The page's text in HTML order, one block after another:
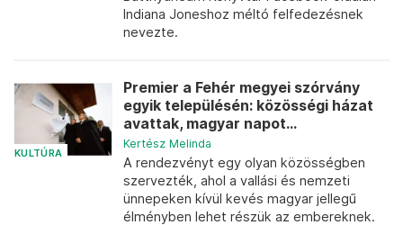
Indiana Joneshoz méltó felfedezésnek
nevezte.
KULTÚRA
Premier a Fehér megyei szórvány
egyik településén: közösségi házat
avattak, magyar napot...
Kertész Melinda
A rendezvényt egy olyan közösségben
szervezték, ahol a vallási és nemzeti
ünnepeken kívül kevés magyar jellegű
élményben lehet részük az embereknek.